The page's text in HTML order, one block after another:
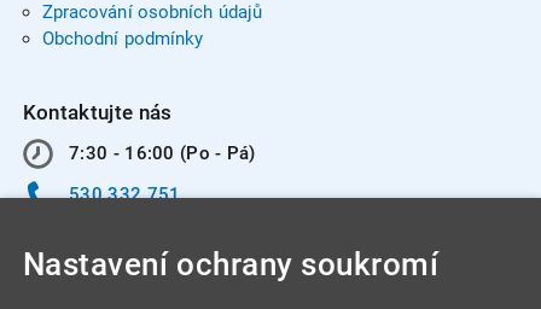
Zpracování osobních údajů
Obchodní podmínky
Kontaktujte nás
7:30 - 16:00 (Po - Pá)
530 332 751
Nastavení ochrany soukromí